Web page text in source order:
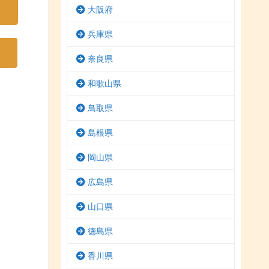
大阪府
兵庫県
奈良県
和歌山県
鳥取県
島根県
岡山県
広島県
山口県
徳島県
香川県